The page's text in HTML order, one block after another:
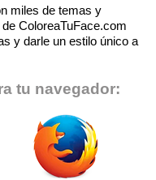
miles de temas y
ColoreaTuFace.com
y darle un estilo único a
tu navegador: